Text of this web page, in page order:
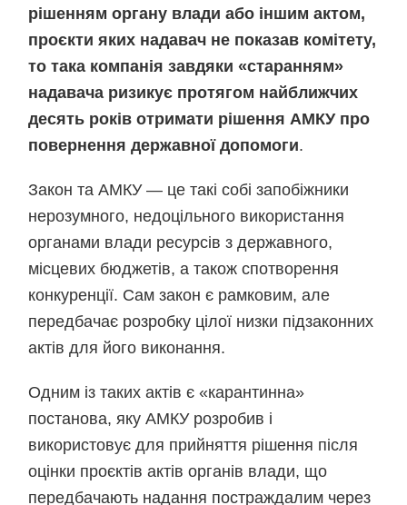
рішенням органу влади або іншим актом,
проєкти яких надавач не показав комітету,
то така компанія завдяки «старанням»
надавача ризикує протягом найближчих
десять років отримати рішення АМКУ про
повернення державної допомоги.
Закон та АМКУ — це такі собі запобіжники
нерозумного, недоцільного використання
органами влади ресурсів з державного,
місцевих бюджетів, а також спотворення
конкуренції. Сам закон є рамковим, але
передбачає розробку цілої низки підзаконних
актів для його виконання.
Одним із таких актів є «карантинна»
постанова, яку АМКУ розробив і
використовує для прийняття рішення після
оцінки проєктів актів органів влади, що
передбачають надання постраждалим через